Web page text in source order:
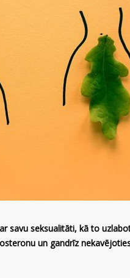
savu seksualitāti, kā to
un gandrīz